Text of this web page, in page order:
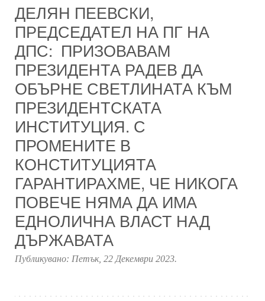
ДЕЛЯН ПЕЕВСКИ,
ПРЕДСЕДАТЕЛ НА ПГ НА
ДПС: ПРИЗОВАВАМ
ПРЕЗИДЕНТА РАДЕВ ДА
ОБЪРНЕ СВЕТЛИНАТА КЪМ
ПРЕЗИДЕНТСКАТА
ИНСТИТУЦИЯ. С
ПРОМЕНИТЕ В
КОНСТИТУЦИЯТА
ГАРАНТИРАХМЕ, ЧЕ НИКОГА
ПОВЕЧЕ НЯМА ДА ИМА
ЕДНОЛИЧНА ВЛАСТ НАД
ДЪРЖАВАТА
Публикувано: Петък, 22 Декември 2023.